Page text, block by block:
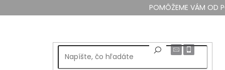
na
POMÔŽEME VÁM OD